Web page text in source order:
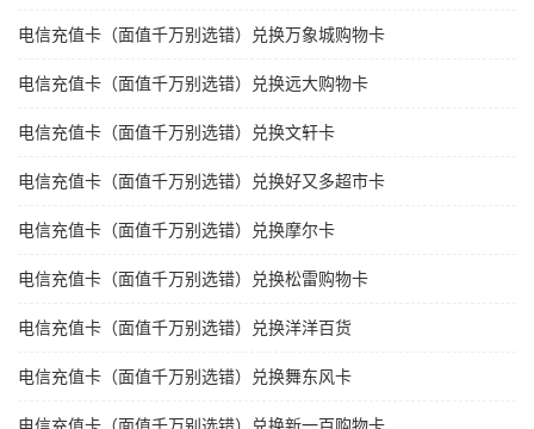
电信充值卡（面值千万别选错）兑换万象城购物卡
电信充值卡（面值千万别选错）兑换远大购物卡
电信充值卡（面值千万别选错）兑换文轩卡
电信充值卡（面值千万别选错）兑换好又多超市卡
电信充值卡（面值千万别选错）兑换摩尔卡
电信充值卡（面值千万别选错）兑换松雷购物卡
电信充值卡（面值千万别选错）兑换洋洋百货
电信充值卡（面值千万别选错）兑换舞东风卡